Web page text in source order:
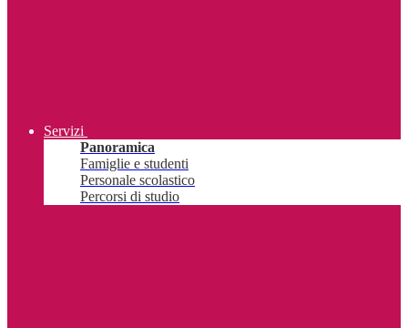
Servizi
Panoramica
Famiglie e studenti
Personale scolastico
Percorsi di studio